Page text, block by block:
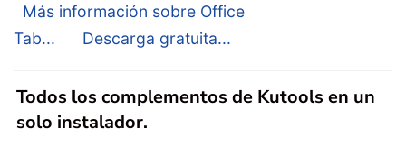
Más información sobre Office
Tab...
Descarga gratuita...
Todos los complementos de Kutools en un
solo instalador.